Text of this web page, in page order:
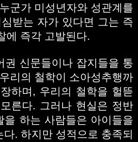
군가 미성년자와 성관계를
받는 자가 있다면 그는 즉
에 즉각 고발된다.
권 신문들이나 잡지들을 통
리의 철학이 소아성추행까
하며, 우리의 철학을 헐뜯
른다. 그러나 현실은 정반
을 하는 사람들은 아이들을
. 하지만 성적으로 충족되